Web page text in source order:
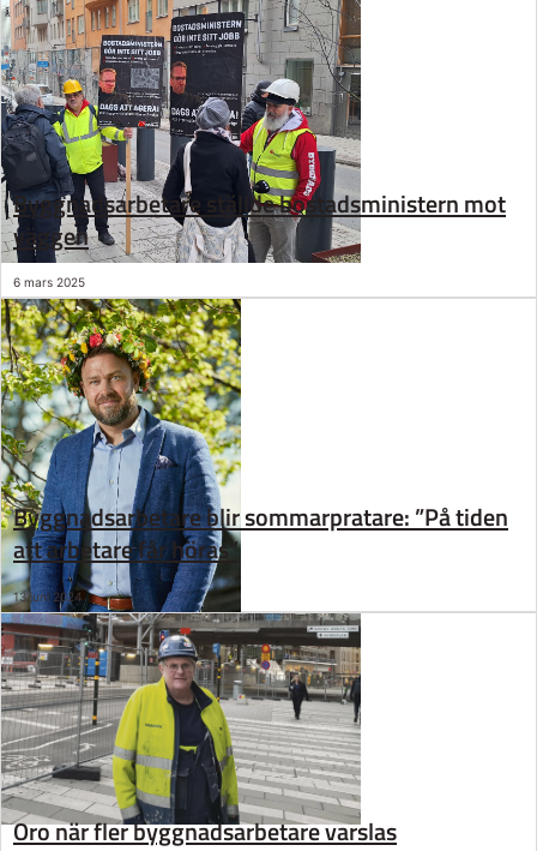
Byggnadsarbetare ställde bostadsministern mot
väggen
6 mars 2025
Byggnadsarbetare blir sommarpratare: ”På tiden
att arbetare får höras”
13 juni 2024
Oro när fler byggnadsarbetare varslas